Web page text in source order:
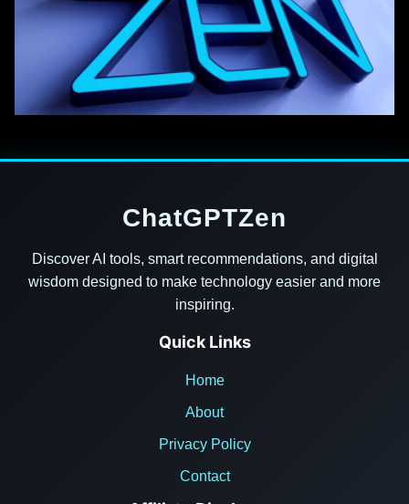
ChatGPTZen
Discover AI tools, smart recommendations, and digital
wisdom designed to make technology easier and more
inspiring.
Quick Links
Home
About
Privacy Policy
Contact